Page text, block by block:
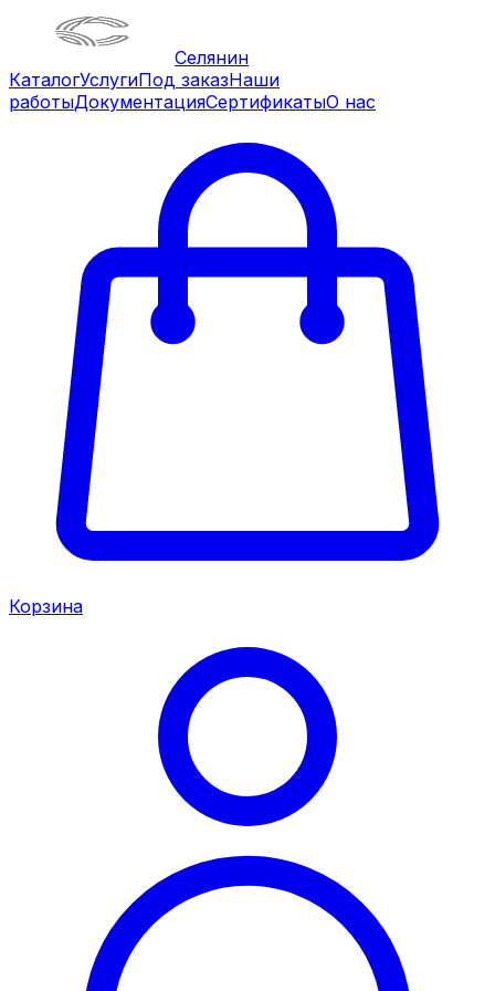
Селянин
КаталогУслугиПод заказНаши
работыДокументацияСертификатыО нас
Корзина